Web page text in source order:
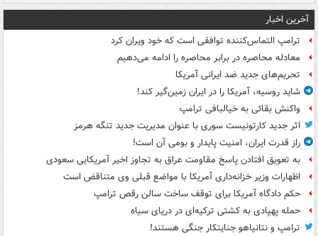
آخرین اخبار
ترامپ التماس‌کننده توافقی است که خود ویران کرد
معادله محاصره در برابر محاصره را ادامه می‌دهیم
تحریم‌های جدید ضد ایرانی آمریکا
شاید روسیه، آمریکا را در ایران زمین‌گیر کند!
واکنش بقائی به خیالبافی ترامپ
اثر جدید کارتونیست سوری با عنوان مدیریت جدید تنگه هرمز
راز قدرت ایران، امنیت پایدار و بومی آن است!
به تعویق افتادن پاسخ مقاومت عراق به تجاوز اخیر آمریکایی سعودی
اظهارات وزیر خزانه‌داری آمریکا با مواضع قبلی وی متناقض است
حکم دادگاه آمریکا برای توقف ساخت سالن رقص ترامپ
حمله پهپادی به کشتی ترکیه‌ای در دریای سیاه
ترامپ و نتانیاهو جنایتکار جنگی هستند!